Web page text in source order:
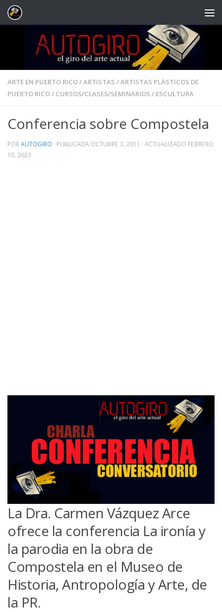
Saltar al contenido
ARTE EN PUERTO RICO/ARTISTAS /ARTISTAS PLÁSTICOS DE
PUERTO RICO/ CURSOS/CLASES/SEMINARIOS / ESCULTURA
Conferencia sobre Compostela
PORAUTOGIRO · PUBLICADA OCTUBRE 3, 2011 · ACTUALIZADO FEBRERO
10, 2023
La Dra. Carmen Vázquez Arce
ofrece la conferencia La ironía y
la parodia en la obra de
Compostela en el Museo de
Historia, Antropología y Arte, de
la PR.